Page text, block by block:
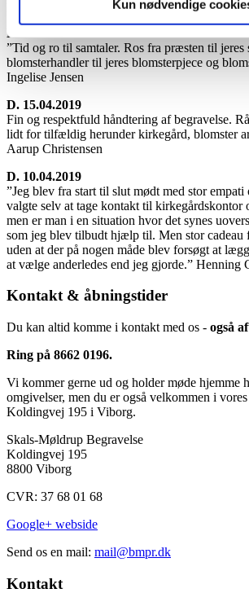
Kun nødvendige
D. 27.05.2019
”Tid og ro til samtaler. Ros fra præsten til jeres
blomsterhandler til jeres blomsterpjece og
Ingelise Jensen
D. 15.04.2019
Fin og respektfuld håndtering af begravelse.
lidt for tilfældig herunder kirkegård, blomster
Aarup Christensen
D. 10.04.2019
”Jeg blev fra start til slut mødt med stor
valgte selv at tage kontakt til kirkegårdskontor
men er man i en situation hvor det synes
som jeg blev tilbudt hjælp til. Men stor cadeau
uden at der på nogen måde blev forsøgt at
at vælge anderledes end jeg gjorde.” Henning
Kontakt & åbningstider
Du kan altid komme i kontakt med os - også
Ring på 8662 0196.
Vi kommer gerne ud og holder møde hjemme
omgivelser, men du er også velkommen i
Koldingvej 195 i Viborg.
Skals-Møldrup Begravelse
Koldingvej 195
8800 Viborg
CVR: 37 68 01 68
Google+ webside
Send os en mail: mail@bmpr.dk
Kontakt